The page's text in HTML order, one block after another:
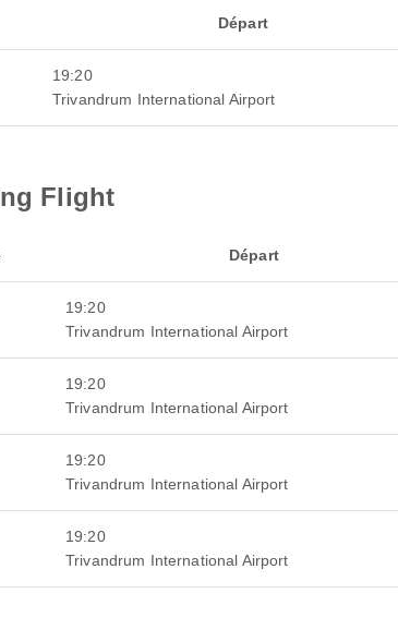
Départ
19:20
Trivandrum International Airport
Flight
Départ
19:20
Trivandrum International Airport
19:20
Trivandrum International Airport
19:20
Trivandrum International Airport
19:20
Trivandrum International Airport